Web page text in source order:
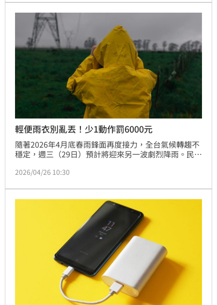
放雜物造成公安疑慮，管委會恐成侵害住戶權益共犯。
（陳韋帆）
輕便雨衣別亂丟！少1動作罰6000元
隨著2026年4月底春雨鋒面再度接力，全台氣候轉趨不
穩定，週三（29日）預計將迎來另一波劇烈降雨。民眾
使用後的棄置問題卻常令家長與學生感到困惑。新北市
不僅增加後端處理負擔，更可能觸犯《廢棄物清理
法》，最高面臨新台幣6000元的罰緩。
2026/04/26 10:30